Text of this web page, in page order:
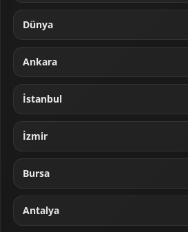
Dünya
Ankara
İstanbul
İzmir
Bursa
Antalya